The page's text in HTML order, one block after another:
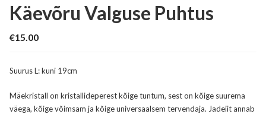
Käevõru Valguse Puhtus
€15.00
Suurus L: kuni 19cm
Mäekristall on kristallideperest kõige tuntum, sest on kõige suurema
väega, kõige võimsam ja kõige universaalsem tervendaja. Jadeiit annab